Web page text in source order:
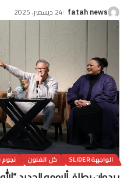
fatah news 24 ديسمبر، 2025
الواجهة SLIDER كل الفنون